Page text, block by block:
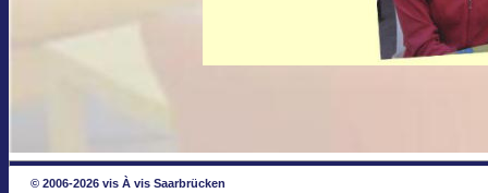
© 2006-2026 vis À vis Saarbrücken